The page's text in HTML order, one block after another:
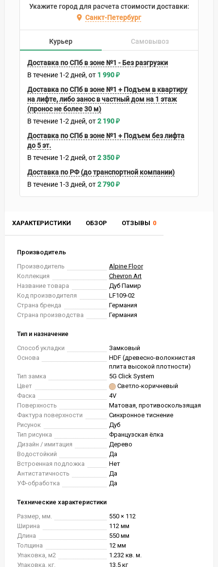
ХАРАКТЕРИСТИКИ ОБЗОР ОТЗЫВЫ 0
Производитель
Производитель
Alpine Floor
Коллекция
Chevron Art
Название товара
Дуб Памир
Код производителя
LF109-02
Страна бренда
Германия
Страна производства
Германия
Тип и назначение
Способ укладки
Замковый
Основа
HDF (древесно-волокнистая
плита высокой плотности)
Тип замка
5G Click System
Цвет
Светло-коричневый
Фаска
4V
Поверхность
Матовая, противоскользящая
Фактура поверхности
Синхронное тиснение
Рисунок
Дуб
Тип рисунка
Французская ёлка
Дизайн / имитация
Дерево
Водостойкий
Да
Встроенная подложка
Нет
Антистатичность
Да
УФ-обработка
Да
Технические характеристики
Размер, мм.
550 × 112
Ширина
112 мм
Длина
550 мм
Толщина
12 мм
Упаковка, м2
1.232 кв. м.
Упаковка, кг.
13.5 кг
Укажите город для расчета стоимости доставки:
Санкт-Петербург
Курьер Самовывоз
Доставка по СПб в зоне №1 - Без разгрузки
В течение 1-2 дней 1 990₽
Доставка по СПб в зоне №1 + Подъем в квартиру
на лифте, либо занос в частный дом на 1 этаж
(пронос не более 30 м)
В течение 1-2 дней 2 190₽
Доставка по СПб в зоне №1 + Подъем без лифта
до 5 эт.
В течение 1-2 дней 2 350₽
Доставка по РФ (до транспортной компании)
В течение 1-3 дней 2 790₽